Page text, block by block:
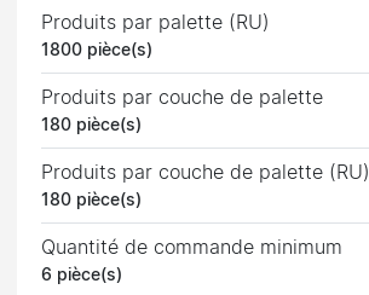
Produits par palette (RU)
1800 pièce(s)
Produits par couche de palette
180 pièce(s)
Produits par couche de palette (RU)
180 pièce(s)
Quantité de commande minimum
6 pièce(s)